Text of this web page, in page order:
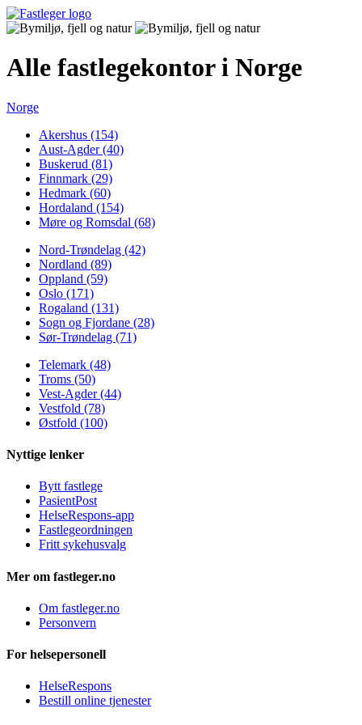
Alle fastlegekontor i Norge
Norge
Akershus (154)
Aust-Agder (40)
Buskerud (81)
Finnmark (29)
Hedmark (60)
Hordaland (154)
Møre og Romsdal (68)
Nord-Trøndelag (42)
Nordland (89)
Oppland (59)
Oslo (171)
Rogaland (131)
Sogn og Fjordane (28)
Sør-Trøndelag (71)
Telemark (48)
Troms (50)
Vest-Agder (44)
Vestfold (78)
Østfold (100)
Nyttige lenker
Bytt fastlege
PasientPost
HelseRespons-app
Fastlegeordningen
Fritt sykehusvalg
Mer om fastleger.no
Om fastleger.no
Personvern
For helsepersonell
HelseRespons
Bestill online tjenester